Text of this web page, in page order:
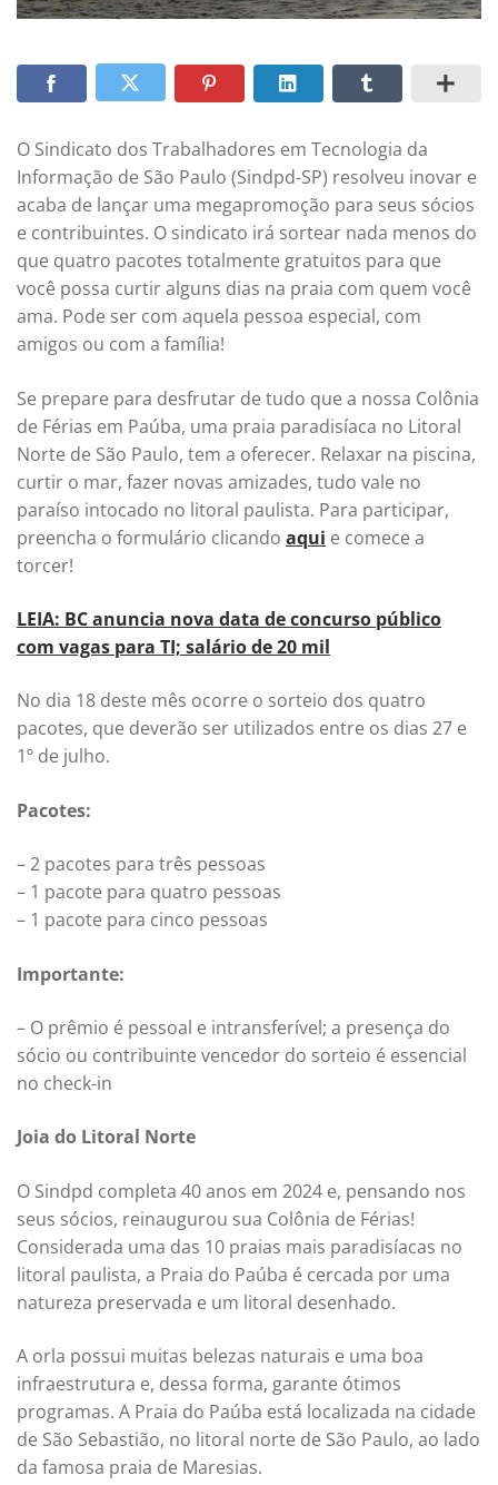
O Sindicato dos Trabalhadores em Tecnologia da
Informação de São Paulo (Sindpd-SP) resolveu inovar e
acaba de lançar uma megapromoção para seus sócios
e contribuintes. O sindicato irá sortear nada menos do
que quatro pacotes totalmente gratuitos para que
você possa curtir alguns dias na praia com quem você
ama. Pode ser com aquela pessoa especial, com
amigos ou com a família!
Se prepare para desfrutar de tudo que a nossa Colônia
de Férias em Paúba, uma praia paradisíaca no Litoral
Norte de São Paulo, tem a oferecer. Relaxar na piscina,
curtir o mar, fazer novas amizades, tudo vale no
paraíso intocado no litoral paulista. Para participar,
preencha o formulário clicando aqui e comece a
torcer!
LEIA: BC anuncia nova data de concurso público
com vagas para TI; salário de 20 mil
No dia 18 deste mês ocorre o sorteio dos quatro
pacotes, que deverão ser utilizados entre os dias 27 e
1º de julho.
Pacotes:
– 2 pacotes para três pessoas
– 1 pacote para quatro pessoas
– 1 pacote para cinco pessoas
Importante:
– O prêmio é pessoal e intransferível; a presença do
sócio ou contribuinte vencedor do sorteio é essencial
no check-in
Joia do Litoral Norte
O Sindpd completa 40 anos em 2024 e, pensando nos
seus sócios, reinaugurou sua Colônia de Férias!
Considerada uma das 10 praias mais paradisíacas no
litoral paulista, a Praia do Paúba é cercada por uma
natureza preservada e um litoral desenhado.
A orla possui muitas belezas naturais e uma boa
infraestrutura e, dessa forma, garante ótimos
programas. A Praia do Paúba está localizada na cidade
de São Sebastião, no litoral norte de São Paulo, ao lado
da famosa praia de Maresias.